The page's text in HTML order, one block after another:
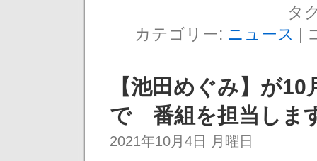
タ
カテゴリー: ニュース |
【池田めぐみ】が
で 番組を担当しま
2021年10月4日 月曜日